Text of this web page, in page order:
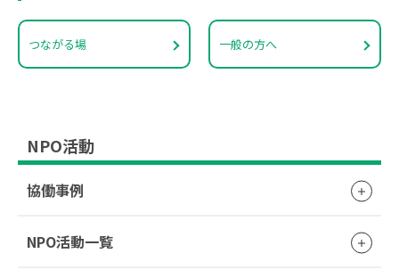
つながる場 一般の方へ
NPO活動
協働事例
NPO活動一覧